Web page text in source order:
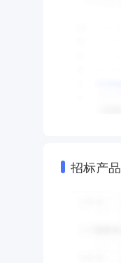
招标产品